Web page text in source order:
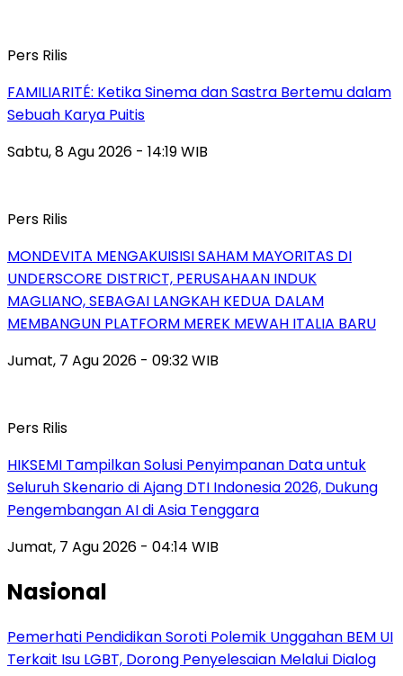
Pers Rilis
FAMILIARITÉ: Ketika Sinema dan Sastra Bertemu dalam
Sebuah Karya Puitis
Sabtu, 8 Agu 2026 - 14:19 WIB
Pers Rilis
MONDEVITA MENGAKUISISI SAHAM MAYORITAS DI
UNDERSCORE DISTRICT, PERUSAHAAN INDUK
MAGLIANO, SEBAGAI LANGKAH KEDUA DALAM
MEMBANGUN PLATFORM MEREK MEWAH ITALIA BARU
Jumat, 7 Agu 2026 - 09:32 WIB
Pers Rilis
HIKSEMI Tampilkan Solusi Penyimpanan Data untuk
Seluruh Skenario di Ajang DTI Indonesia 2026, Dukung
Pengembangan AI di Asia Tenggara
Jumat, 7 Agu 2026 - 04:14 WIB
Nasional
Pemerhati Pendidikan Soroti Polemik Unggahan BEM UI
Terkait Isu LGBT, Dorong Penyelesaian Melalui Dialog